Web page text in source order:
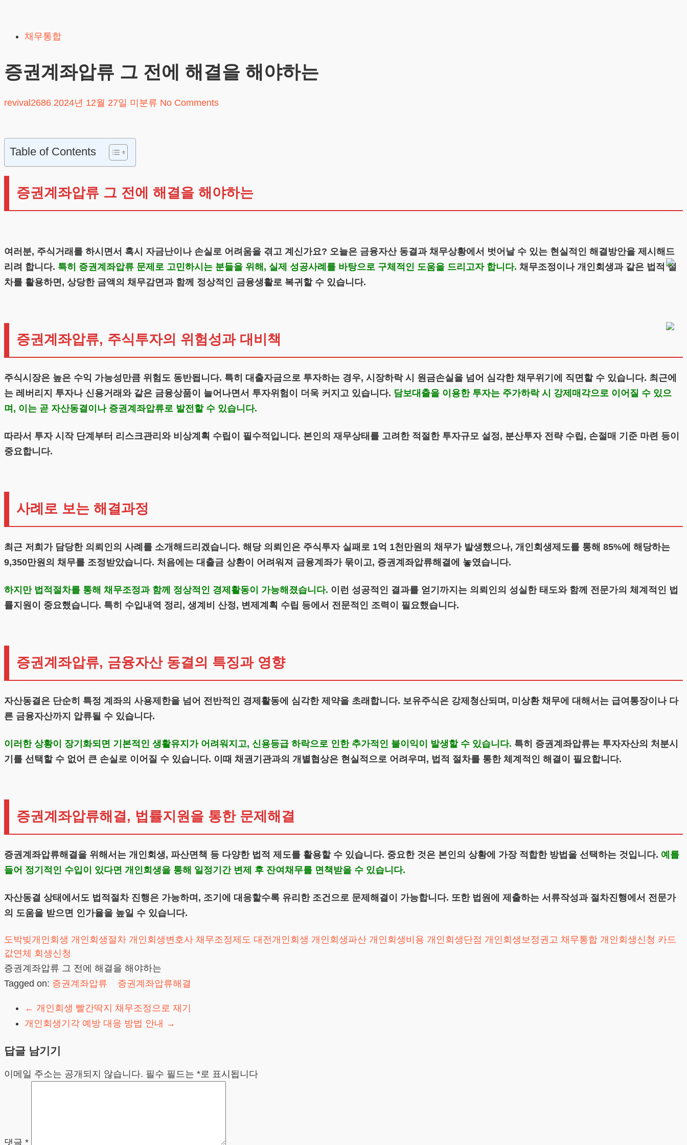
content
채무통합
증권계좌압류 그 전에 해결을 해야하는
revival2686 2024년 12월 27일 미분류 No Comments
Table of Contents
증권계좌압류 그 전에 해결을 해야하는
여러분, 주식거래를 하시면서 혹시 자금난이나 손실로 어려움을 겪고 계신가요? 오늘은 금융자산 동결과 채무상황에서 벗어날 수 있는 현실적인 해결방안을 제시해드
리려 합니다. 특히 증권계좌압류 문제로 고민하시는 분들을 위해, 실제 성공사례를 바탕으로 구체적인 도움을 드리고자 합니다. 채무조정이나 개인회생과 같은 법적 절
차를 활용하면, 상당한 금액의 채무감면과 함께 정상적인 금융생활로 복귀할 수 있습니다.
증권계좌압류, 주식투자의 위험성과 대비책
주식시장은 높은 수익 가능성만큼 위험도 동반됩니다. 특히 대출자금으로 투자하는 경우, 시장하락 시 원금손실을 넘어 심각한 채무위기에 직면할 수 있습니다. 최근에
는 레버리지 투자나 신용거래와 같은 금융상품이 늘어나면서 투자위험이 더욱 커지고 있습니다. 담보대출을 이용한 투자는 주가하락 시 강제매각으로 이어질 수 있으
며, 이는 곧 자산동결이나 증권계좌압류로 발전할 수 있습니다.
따라서 투자 시작 단계부터 리스크관리와 비상계획 수립이 필수적입니다. 본인의 재무상태를 고려한 적절한 투자규모 설정, 분산투자 전략 수립, 손절매 기준 마련 등이
중요합니다.
사례로 보는 해결과정
최근 저희가 담당한 의뢰인의 사례를 소개해드리겠습니다. 해당 의뢰인은 주식투자 실패로 1억 1천만원의 채무가 발생했으나, 개인회생제도를 통해 85%에 해당하는
9,350만원의 채무를 조정받았습니다. 처음에는 대출금 상환이 어려워져 금융계좌가 묶이고, 증권계좌압류해결에 놓였습니다.
하지만 법적절차를 통해 채무조정과 함께 정상적인 경제활동이 가능해졌습니다. 이런 성공적인 결과를 얻기까지는 의뢰인의 성실한 태도와 함께 전문가의 체계적인 법
률지원이 중요했습니다. 특히 수입내역 정리, 생계비 산정, 변제계획 수립 등에서 전문적인 조력이 필요했습니다.
증권계좌압류, 금융자산 동결의 특징과 영향
자산동결은 단순히 특정 계좌의 사용제한을 넘어 전반적인 경제활동에 심각한 제약을 초래합니다. 보유주식은 강제청산되며, 미상환 채무에 대해서는 급여통장이나 다
른 금융자산까지 압류될 수 있습니다.
이러한 상황이 장기화되면 기본적인 생활유지가 어려워지고, 신용등급 하락으로 인한 추가적인 불이익이 발생할 수 있습니다. 특히 증권계좌압류는 투자자산의 처분시
기를 선택할 수 없어 큰 손실로 이어질 수 있습니다. 이때 채권기관과의 개별협상은 현실적으로 어려우며, 법적 절차를 통한 체계적인 해결이 필요합니다.
증권계좌압류해결, 법률지원을 통한 문제해결
증권계좌압류해결을 위해서는 개인회생, 파산면책 등 다양한 법적 제도를 활용할 수 있습니다. 중요한 것은 본인의 상황에 가장 적합한 방법을 선택하는 것입니다. 예를
들어 정기적인 수입이 있다면 개인회생을 통해 일정기간 변제 후 잔여채무를 면책받을 수 있습니다.
자산동결 상태에서도 법적절차 진행은 가능하며, 조기에 대응할수록 유리한 조건으로 문제해결이 가능합니다. 또한 법원에 제출하는 서류작성과 절차진행에서 전문가
의 도움을 받으면 인가율을 높일 수 있습니다.
도박빚개인회생 개인회생절차 개인회생변호사 채무조정제도 대전개인회생 개인회생파산 개인회생비용 개인회생단점 개인회생보정권고 채무통합 개인회생신청 카드
값연체 회생신청
증권계좌압류 그 전에 해결을 해야하는
Tagged on: 증권계좌압류 증권계좌압류해결
← 개인회생 빨간딱지 채무조정으로 재기
개인회생기각 예방 대응 방법 안내 →
답글 남기기
이메일 주소는 공개되지 않습니다. 필수 필드는 *로 표시됩니다
댓글 *